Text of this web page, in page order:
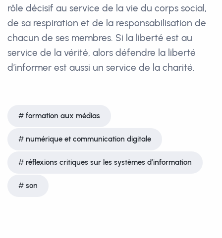
rôle décisif au service de la vie du corps social,
de sa respiration et de la responsabilisation de
chacun de ses membres. Si la liberté est au
service de la vérité, alors défendre la liberté
d’informer est aussi un service de la charité.
formation aux médias
numérique et communication digitale
réflexions critiques sur les systèmes d’information
son